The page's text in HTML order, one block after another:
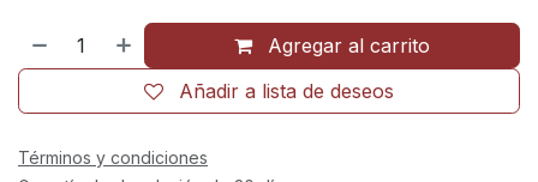
Agregar al carrito
Añadir a lista de deseos
Términos y condiciones